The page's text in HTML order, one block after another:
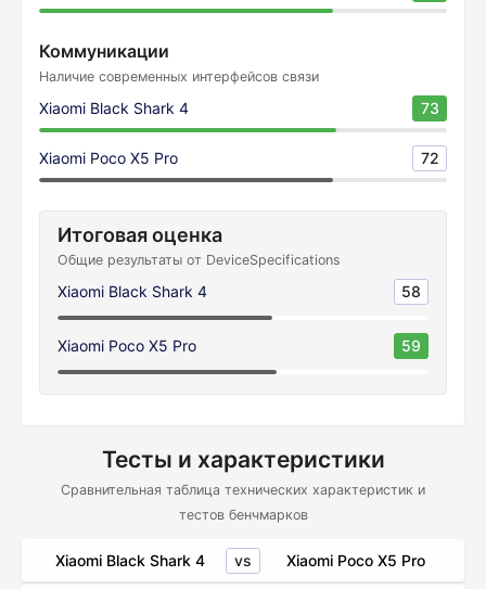
Коммуникации
Наличие современных интерфейсов связи
Xiaomi Black Shark 4 73
Xiaomi Poco X5 Pro 72
Итоговая оценка
Общие результаты от DeviceSpecifications
Xiaomi Black Shark 4 58
Xiaomi Poco X5 Pro 59
Тесты и характеристики
Сравнительная таблица технических характеристик и
тестов бенчмарков
Xiaomi Black Shark 4 vs Xiaomi Poco X5 Pro